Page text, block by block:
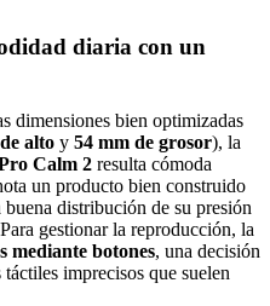
diaria con un
dimensiones bien optimizadas
alto y 54 mm de grosor), la
Calm 2 resulta cómoda
un producto bien construido
distribución de su presión
gestionar la reproducción, la
mediante botones, una decisión
imprecisos que suelen